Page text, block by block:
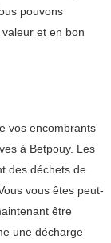
pouvons
et en bon
vos encombrants
à Betpouy. Les
des déchets de
vous êtes peut-
être
une décharge